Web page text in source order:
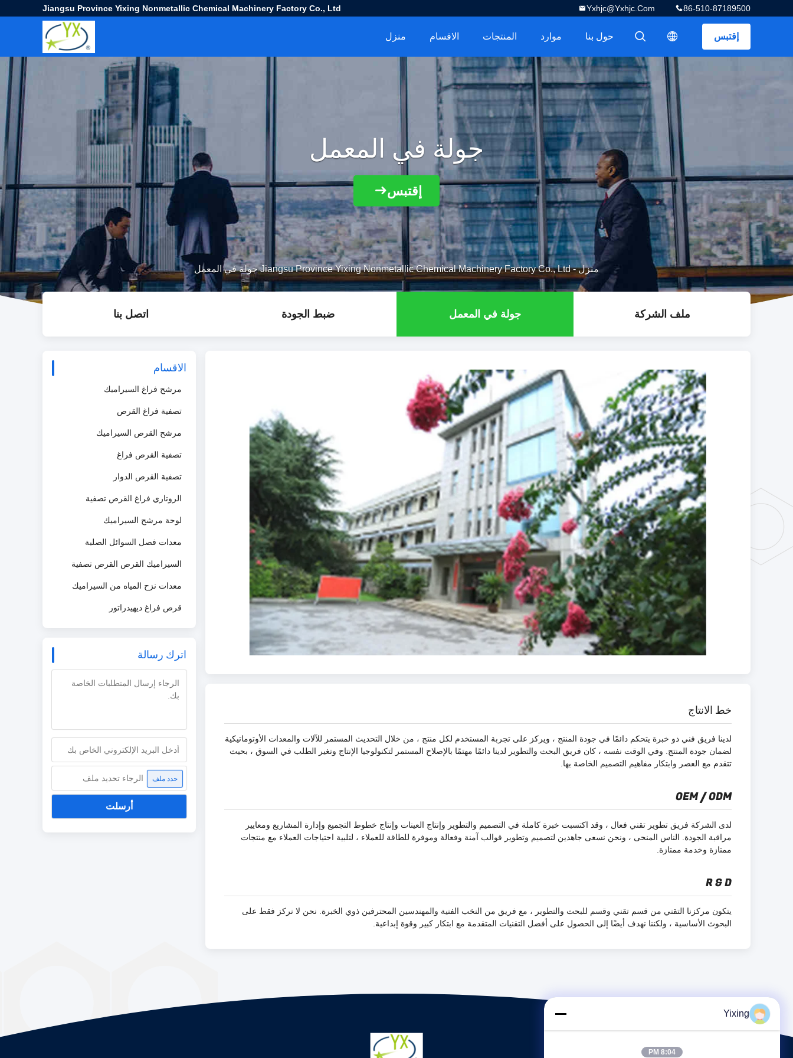
Jiangsu Province Yixing Nonmetallic Chemical Machinery Factory Co., Ltd 86-510-87189500
Yxhjc@yxhjc.com
إقتبس
描述
描述
منزل الاقسام المنتجات موارد حول بنا
جولة في المعمل
إقتبس
منزل-Jiangsu Province Yixing Nonmetallic Chemical Machinery Factory Co., Ltd جولة في المعمل
ملف الشركة جولة في المعمل ضبط الجودة اتصل بنا
الاقسام
مرشح فراغ السيراميك
تصفية فراغ القرص
مرشح القرص السيراميك
تصفية القرص فراغ
تصفية القرص الدوار
الروتاري فراغ القرص تصفية
لوحة مرشح السيراميك
معدات فصل السوائل الصلبة
السيراميك القرص القرص تصفية
معدات نزح المياه من السيراميك
قرص فراغ ديهيدراتور
اترك رسالة
حدد ملف الرجاء تحديد ملف
أرسلت
خط الانتاج
لدينا فريق فني ذو خبرة يتحكم دائمًا في جودة المنتج ، ويركز على تجربة المستخدم لكل منتج ، من خلال التحديث المستمر للآلات والمعدات الأوتوماتيكية
لضمان جودة المنتج. وفي الوقت نفسه ، كان فريق البحث والتطوير لدينا دائمًا مهتمًا بالإصلاح المستمر لتكنولوجيا الإنتاج وتغير الطلب في السوق ، بحيث
تتقدم مع العصر وابتكار مفاهيم التصميم الخاصة بها.
OEM / ODM
لدى الشركة فريق تطوير تقني فعال ، وقد اكتسبت خبرة كاملة في التصميم والتطوير وإنتاج العينات وإنتاج خطوط التجميع وإدارة المشاريع ومعايير
مراقبة الجودة. الناس المنحى ، ونحن نسعى جاهدين لتصميم وتطوير قوالب آمنة وفعالة وموفرة للطاقة للعملاء ، لتلبية احتياجات العملاء مع منتجات
ممتازة وخدمة ممتازة.
R & D
يتكون مركزنا التقني من قسم تقني وقسم للبحث والتطوير ، مع فريق من النخب الفنية والمهندسين المحترفين ذوي الخبرة. نحن لا نركز فقط على
البحوث الأساسية ، ولكننا نهدف أيضًا إلى الحصول على أفضل التقنيات المتقدمة مع ابتكار كبير وقوة إبداعية.
Yixing
8:04 PM